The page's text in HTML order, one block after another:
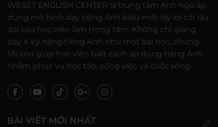
WESET ENGLISH CENTER là trung tâm Anh ngữ áp
dụng mô hình dạy tiếng Anh kiểu mới, lấy lợi ích lâu
dài của học viên làm trọng tâm: Không chỉ giảng
dạy 4 kỹ năng tiếng Anh như một bài học, chúng
tôi còn giúp học viên biết cách áp dụng tiếng Anh
nhằm phục vụ học tập, công việc và cuộc sống.
BÀI VIẾT MỚI NHẤT